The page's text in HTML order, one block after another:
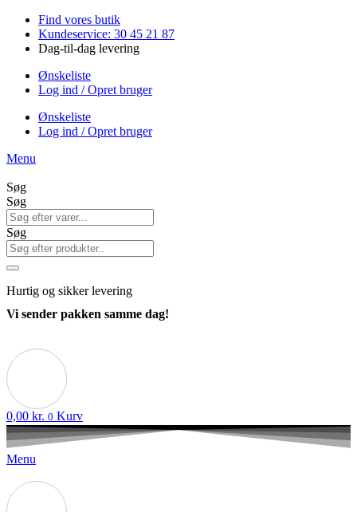
Videre
indhold
Find vores butik
Kundeservice: 30 45 21 87
Dag-til-dag levering
Ønskeliste
Log ind / Opret bruger
Ønskeliste
Log ind / Opret bruger
Menu
Søg
Søg
Søg
Hurtig og sikker levering
Vi sender pakken samme dag!
0,00 kr. 0 Kurv
Menu